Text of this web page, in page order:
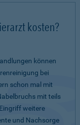
kosten?
können
bei
schon mal mit
mit teils
weitere
und Nachsorge